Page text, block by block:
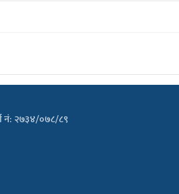
नं: २७३४/०७८/८९